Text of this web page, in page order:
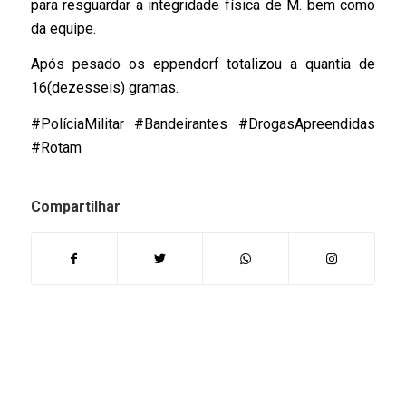
para resguardar a integridade física de M. bem como
da equipe.
Após pesado os eppendorf totalizou a quantia de
16(dezesseis) gramas.
#PolíciaMilitar #Bandeirantes #DrogasApreendidas
#Rotam
Compartilhar